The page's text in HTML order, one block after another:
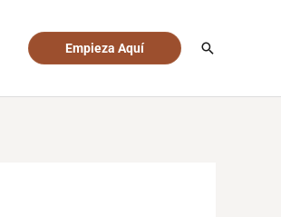
Empieza Aquí Buscar